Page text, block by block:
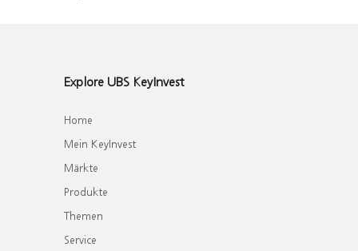
Explore UBS KeyInvest
Home
Mein KeyInvest
Märkte
Produkte
Themen
Service